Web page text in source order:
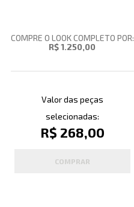
COMPRE O LOOK COMPLETO POR:
R$ 1.250,00
Valor das peças
selecionadas:
R$ 268,00
COMPRAR